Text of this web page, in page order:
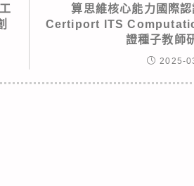
算思維核心能力國際
Certiport ITS
證種子教師
2025-